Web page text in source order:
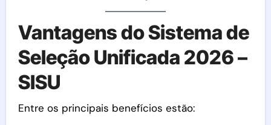
Vantagens do Sistema de
Seleção Unificada 2026 –
SISU
Entre os principais benefícios estão: